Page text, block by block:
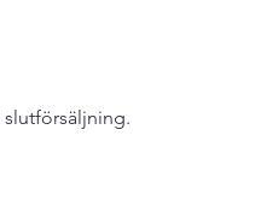
slutförsäljning.